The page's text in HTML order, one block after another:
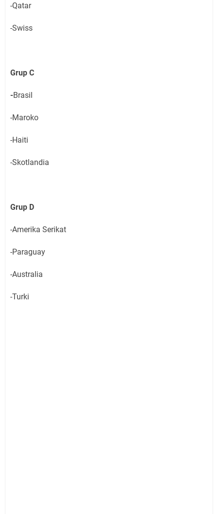
-Qatar
-Swiss
Grup C
-Brasil
-Maroko
-Haiti
-Skotlandia
Grup D
-Amerika Serikat
-Paraguay
-Australia
-Turki